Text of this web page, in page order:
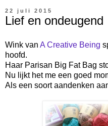
22 juli 2015
Lief en ondeugend
Wink van A Creative Being
hoofd.
Haar Parisan Big Fat Bag
Nu lijkt het me een goed
Als een soort aandenken